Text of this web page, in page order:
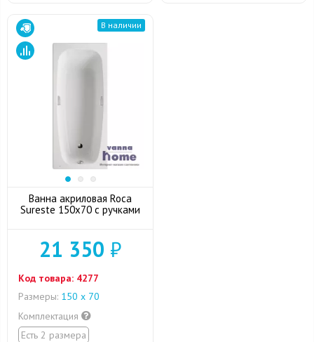
В наличии
Ванна акриловая Roca
Sureste 150x70 с ручками
21 350 ₽
Код товара: 4277
Размеры: 150 х 70
Комплектация
Есть 2 размера